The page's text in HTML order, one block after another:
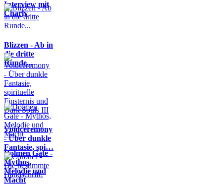
Interview mit
Charly
Blizzen - Ab in
die dritte
Runde...
Voidceremony
- Über dunkle
Fantasie, spi…
Dolmen Gate -
Mythos,
Melodie und
Macht